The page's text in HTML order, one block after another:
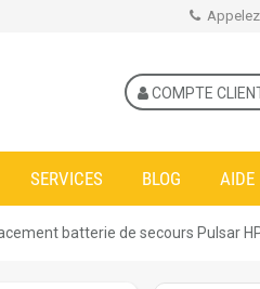
COMPTE
SERVICES BLOG AIDE
batterie de secours Pulsar